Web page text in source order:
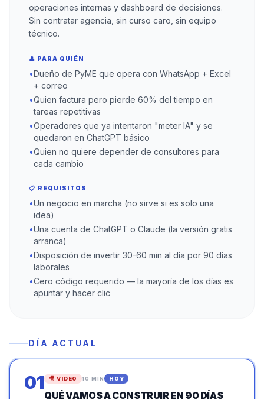
operaciones internas y dashboard de decisiones.
Sin contratar agencia, sin curso caro, sin equipo
técnico.
👤 PARA QUIÉN
•Dueño de PyME que opera con WhatsApp + Excel
+ correo
•Quien factura pero pierde 60% del tiempo en
tareas repetitivas
•Operadores que ya intentaron "meter IA" y se
quedaron en ChatGPT básico
•Quien no quiere depender de consultores para
cada cambio
📋 REQUISITOS
•Un negocio en marcha (no sirve si es solo una
idea)
•Una cuenta de ChatGPT o Claude (la versión gratis
arranca)
•Disposición de invertir 30-60 min al día por 90 días
laborales
•Cero código requerido — la mayoría de los días es
apuntar y hacer clic
DÍA ACTUAL
01 🎥 VIDEO 10 MIN HOY
QUÉ VAMOS A CONSTRUIR EN 90 DÍAS